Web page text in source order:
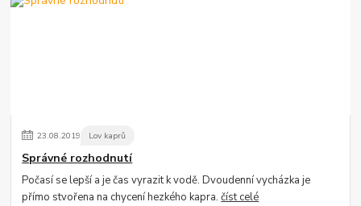
23.08.2019 Lov kaprů
Správné rozhodnutí
Počasí se lepší a je čas vyrazit k vodě. Dvoudenní vycházka je
přímo stvořena na chycení hezkého kapra.číst celé